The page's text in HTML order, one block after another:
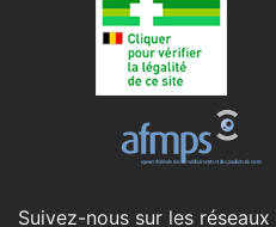
Suivez-nous sur les